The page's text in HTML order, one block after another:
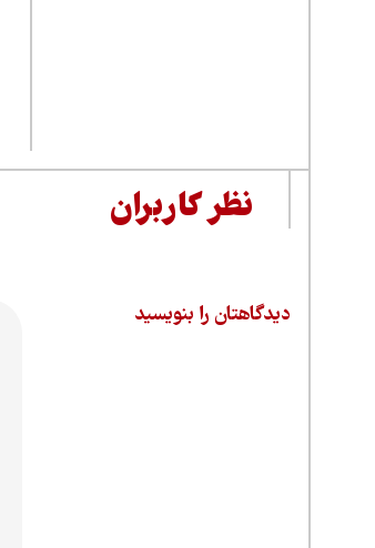
نظر کاربران
دیدگاهتان را بنویسید